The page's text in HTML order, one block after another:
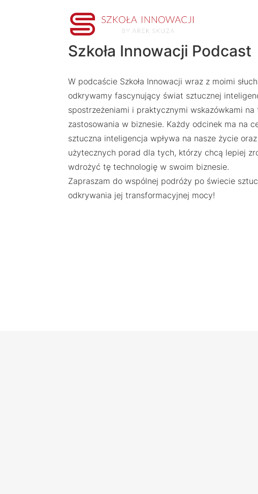
Szkoła Innowacji Podcast
W podcaście Szkoła Innowacji wraz z moimi
odkrywamy fascynujący świat sztucznej
spostrzeżeniami i praktycznymi wskazówkami na
zastosowania w biznesie. Każdy odcinek ma na
sztuczna inteligencja wpływa na nasze życie
użytecznych porad dla tych, którzy chcą lepiej
wdrożyć tę technologię w swoim biznesie.
Zapraszam do wspólnej podróży po świecie
odkrywania jej transformacyjnej mocy!